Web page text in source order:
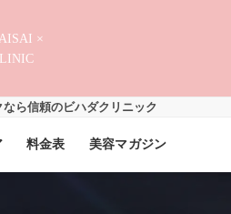
ら信頼のビハダクリニック
×
料金表 美容マガジン